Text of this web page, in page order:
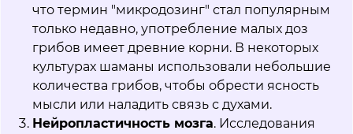
что термин "микродозинг" стал популярным
только недавно, употребление малых доз
грибов имеет древние корни. В некоторых
культурах шаманы использовали небольшие
количества грибов, чтобы обрести ясность
мысли или наладить связь с духами.
Нейропластичность мозга. Исследования